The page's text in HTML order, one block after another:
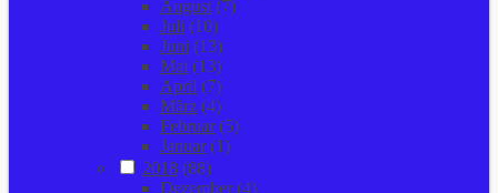
August (7)
Juli (10)
Juni (13)
Mai (13)
April (7)
März (4)
Februar(5)
Januar(1)
2018 (88)
Dezember(4)